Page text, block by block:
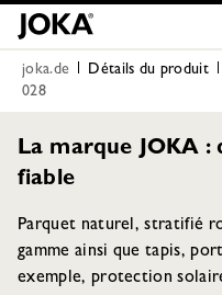
joka.de Détails du produit
028
La marque JOKA :
fiable
Parquet naturel, stratifié
gamme ainsi que tapis,
exemple, protection